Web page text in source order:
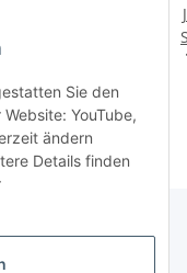
Blue Teller
CHF
Sie den
YouTube,
ändern
Details finden